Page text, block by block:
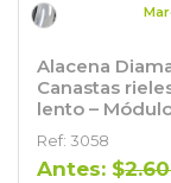
Alacena
Canastas
lento –
Ref: 3058
Antes: $